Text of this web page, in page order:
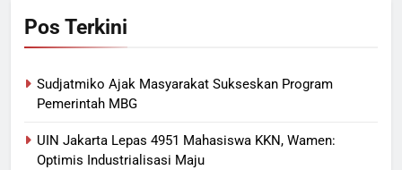
Pos Terkini
Sudjatmiko Ajak Masyarakat Sukseskan Program
Pemerintah MBG
UIN Jakarta Lepas 4951 Mahasiswa KKN, Wamen:
Optimis Industrialisasi Maju